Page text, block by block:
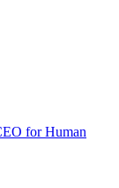
for Human